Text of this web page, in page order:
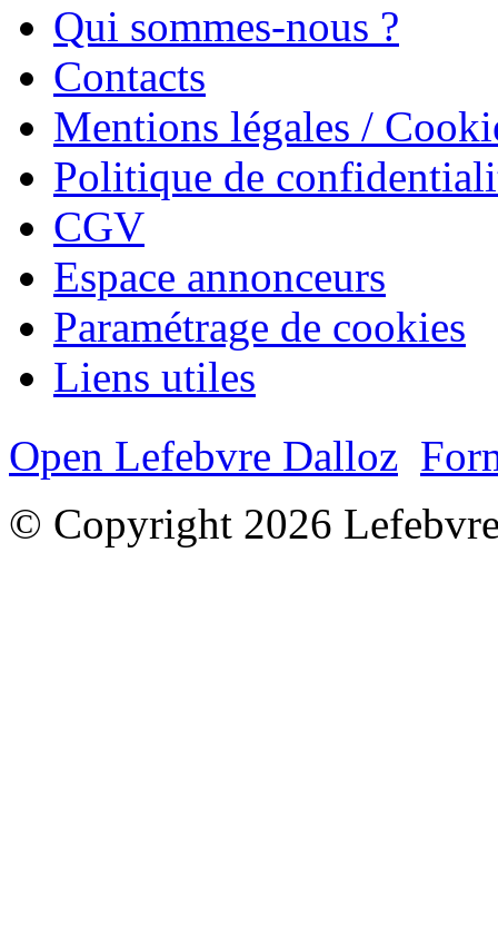
Qui sommes-nous ?
Contacts
Mentions légales /
Politique de
CGV
Espace annonceurs
Paramétrage de cookies
Liens utiles
Open Lefebvre Dalloz
© Copyright 2026